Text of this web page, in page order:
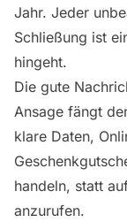
Jahr. Jeder
Schließung ist
hingeht.
Die gute
Ansage fängt
klare Daten,
handeln, statt
anzurufen.